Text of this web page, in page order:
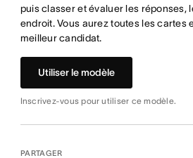
puis classer et évaluer les réponses,
endroit. Vous aurez toutes les cartes
meilleur candidat.
Utiliser le modèle
Inscrivez-vous pour utiliser ce modèle.
PARTAGER